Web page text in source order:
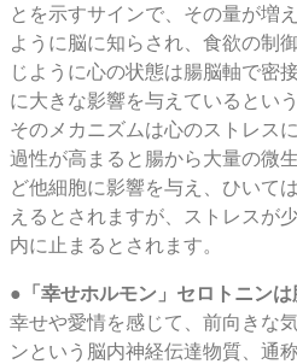
とを示すサインで、その量が増
ように脳に知らされ、食欲の制
じように心の状態は腸脳軸で密
に大きな影響を与えているとい
そのメカニズムは心のストレス
過性が高まると腸から大量の微
ど他細胞に影響を与え、ひいて
えるとされますが、ストレスが
内に止まるとされます。
●「幸せホルモン」セロトニン
幸せや愛情を感じて、前向きな
ンという脳内神経伝達物質、通